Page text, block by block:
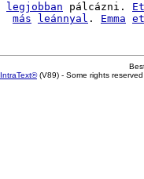
legjobban pálcázni.
más leánnyal . Emma
IntraText®(V89) - Some rights